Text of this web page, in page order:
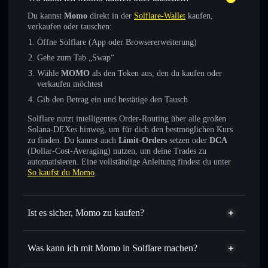
Du kannst Momo direkt in der Solflare-Wallet kaufen,
verkaufen oder tauschen:
Öffne Solflare (App oder Browsererweiterung)
Gehe zum Tab „Swap“
Wähle MOMO als den Token aus, den du kaufen oder
verkaufen möchtest
Gib den Betrag ein und bestätige den Tausch
Solflare nutzt intelligentes Order-Routing über alle großen
Solana-DEXes hinweg, um für dich den bestmöglichen Kurs
zu finden. Du kannst auch Limit-Orders setzen oder DCA
(Dollar-Cost-Averaging) nutzen, um deine Trades zu
automatisieren. Eine vollständige Anleitung findest du unter
So kaufst du Momo.
Ist es sicher, Momo zu kaufen?
Momo verifizierter Token
Was kann ich mit Momo in Solflare machen?
Momo
Solflare-Wallet